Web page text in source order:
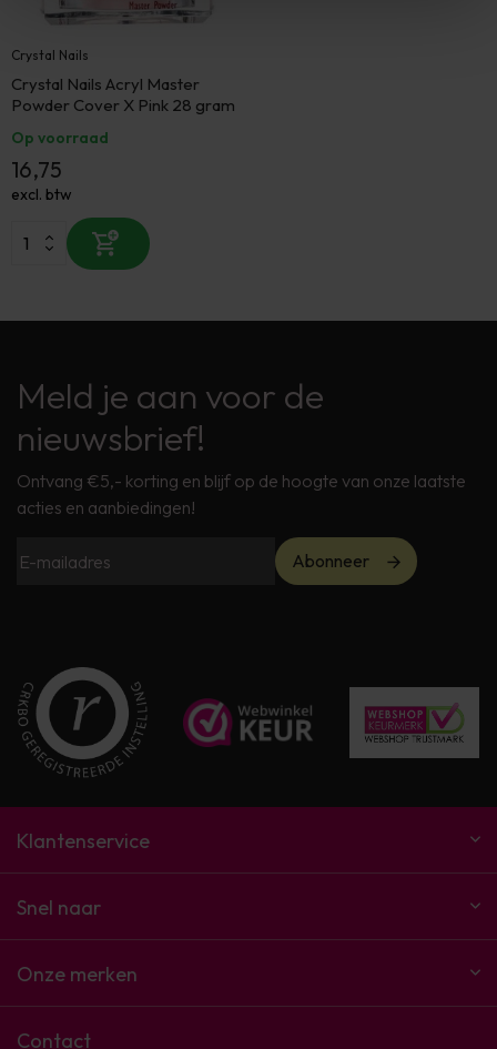
Crystal Nails
Crystal Nails Acryl Master
Powder Cover X Pink 28 gram
Op voorraad
16,75
excl. btw
Meld je aan voor de
nieuwsbrief!
Ontvang €5,- korting en blijf op de hoogte van onze laatste
acties en aanbiedingen!
Abonneer
Klantenservice
Snel naar
Onze merken
Contact